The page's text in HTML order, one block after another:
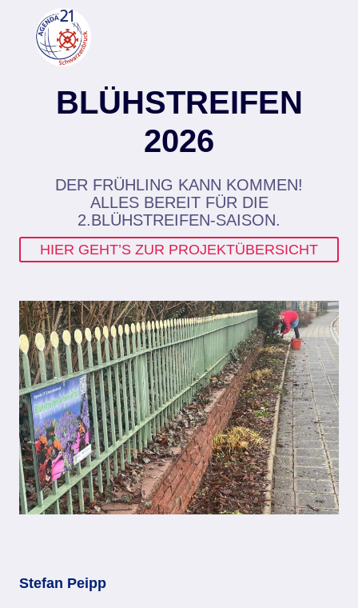
springen
BLÜHSTREIFEN
2026
DER FRÜHLING KANN KOMMEN!
ALLES BEREIT FÜR DIE
2.BLÜHSTREIFEN-SAISON.
HIER GEHT’S ZUR PROJEKTÜBERSICHT
Stefan Peipp